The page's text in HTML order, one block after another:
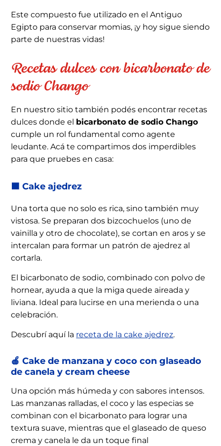
Este compuesto fue utilizado en el Antiguo
Egipto para conservar momias, ¡y hoy sigue siendo
parte de nuestras vidas!
Recetas dulces con bicarbonato de
sodio Chango
En nuestro sitio también podés encontrar recetas
dulces donde el bicarbonato de sodio Chango
cumple un rol fundamental como agente
leudante. Acá te compartimos dos imperdibles
para que pruebes en casa:
🟫 Cake ajedrez
Una torta que no solo es rica, sino también muy
vistosa. Se preparan dos bizcochuelos (uno de
vainilla y otro de chocolate), se cortan en aros y se
intercalan para formar un patrón de ajedrez al
cortarla.
El bicarbonato de sodio, combinado con polvo de
hornear, ayuda a que la miga quede aireada y
liviana. Ideal para lucirse en una merienda o una
celebración.
Descubrí aquí la receta de la cake ajedrez.
🍎 Cake de manzana y coco con glaseado
de canela y cream cheese
Una opción más húmeda y con sabores intensos.
Las manzanas ralladas, el coco y las especias se
combinan con el bicarbonato para lograr una
textura suave, mientras que el glaseado de queso
crema y canela le da un toque final